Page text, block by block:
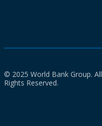
© 2025 World Bank Group. All
Rights Reserved.